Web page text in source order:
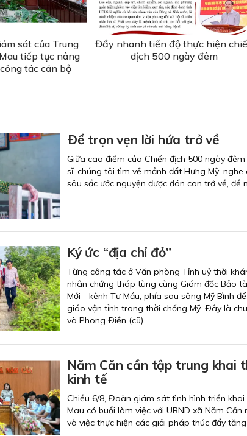
sát của Trung
tiếp tục nâng
tác cán bộ
Đẩy nhanh tiến độ thực hiện
dịch 500 ngày đêm
Ðể trọn vẹn lời hứa trở về
Giữa cao điểm của Chiến địch 500 ngày
sĩ, chúng tôi tìm về mảnh đất Hưng Mỹ,
sâu sắc ước nguyện được đón con trở về,
Ký ức “địa chỉ đỏ”
Từng công tác ở Văn phòng Tỉnh uỷ thời
nhân chứng tháp tùng cùng Giám đốc Bảo
Mới - kênh Tư Mầu, phía sau sông Mỹ Bình
giáo vận tỉnh trong thời chống Mỹ. Ðây là
và Phong Ðiền (cũ).
Năm Căn cần tập trung khai
kinh tế
Chiều 6/8, Đoàn giám sát tình hình triển
Mau có buổi làm việc với UBND xã Năm
và việc thực hiện các giải pháp thúc đẩy